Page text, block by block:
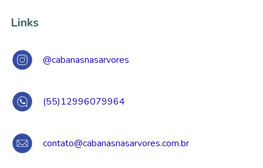
Links
@cabanasnasarvores
(55)12996079964
contato@cabanasnasarvores.com.br